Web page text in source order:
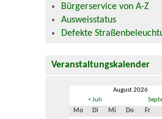
Bürgerservice von A-Z
Ausweisstatus
Defekte
Veranstaltungskalender
August 2026
< Juli
Mo
Di Mi Do Fr